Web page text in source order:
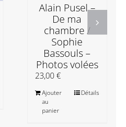
Alain Pusel –
De ma
chambre /
Sophie
Bassouls –
Photos volées
23,00€
Ajouter
au
panier
Détails